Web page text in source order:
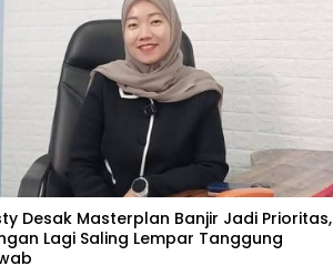
Desak Masterplan Banjir Jadi Prioritas,
Lagi Saling Lempar Tanggung